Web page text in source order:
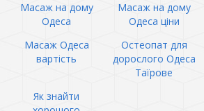
Масаж на дому
Одеса
Масаж на дому
Одеса ціни
Масаж Одеса
вартість
Остеопат для
дорослого Одеса
Таїрове
Як знайти